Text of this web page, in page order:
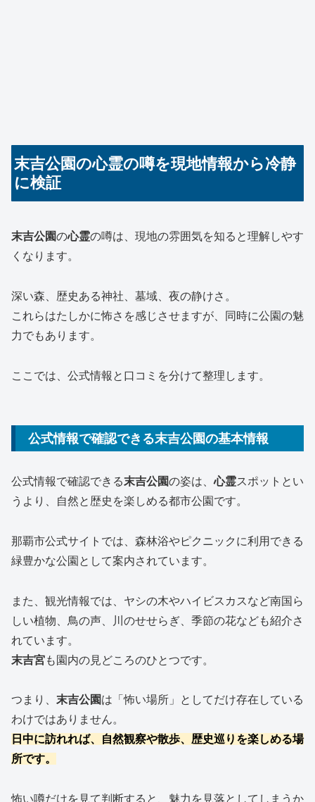
末吉公園の心霊の噂を現地情報から冷静
に検証
末吉公園の心霊の噂は、現地の雰囲気を知ると理解しやす
くなります。
深い森、歴史ある神社、墓域、夜の静けさ。
これらはたしかに怖さを感じさせますが、同時に公園の魅
力でもあります。
ここでは、公式情報と口コミを分けて整理します。
公式情報で確認できる末吉公園の基本情報
公式情報で確認できる末吉公園の姿は、心霊スポットとい
うより、自然と歴史を楽しめる都市公園です。
那覇市公式サイトでは、森林浴やピクニックに利用できる
緑豊かな公園として案内されています。
また、観光情報では、ヤシの木やハイビスカスなど南国ら
しい植物、鳥の声、川のせせらぎ、季節の花なども紹介さ
れています。
末吉宮も園内の見どころのひとつです。
つまり、 末吉公園は「怖い場所」としてだけ存在している
わけではありません。
日中に訪れれば、自然観察や散歩、歴史巡りを楽しめる場
所です。
怖い噂だけを見て判断すると、魅力を見落としてしまうか